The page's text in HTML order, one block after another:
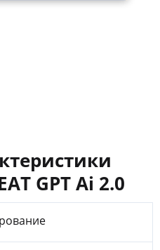
GPT Ai 2.0